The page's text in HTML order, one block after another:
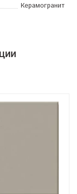
Керамогранит